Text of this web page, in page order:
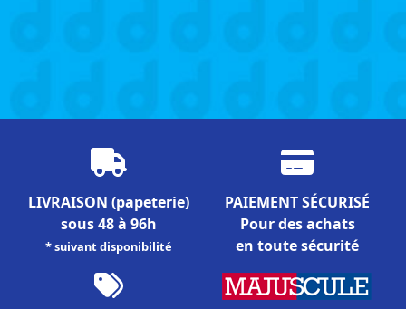
LIVRAISON (papeterie)
sous 48 à 96h
* suivant disponibilité
PAIEMENT SÉCURISÉ
Pour des achats
en toute sécurité